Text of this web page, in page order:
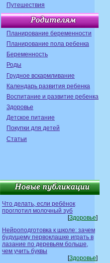
Путешествия
Планирование беременности
Планирование пола ребенка
Беременность
Роды
Грудное вскармливание
Календарь развития ребенка
Воспитание и развитие ребенка
Здоровье
Детское питание
Покупки для детей
Статьи
Что делать, если ребёнок
проглотил молочный зуб
[Здоровье]
Нейроподготовка к школе: зачем
будущему первоклашке играть в
лазание по деревьям больше,
чем учить буквы
[Здоровье]